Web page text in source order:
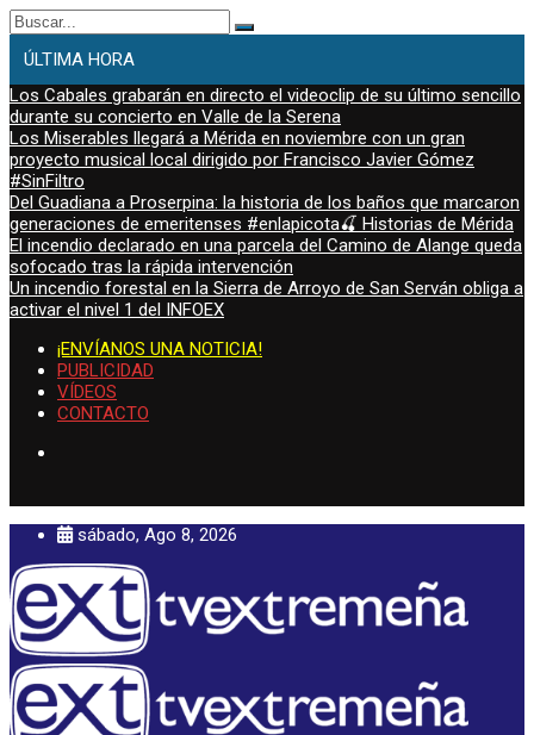
Buscar:
ÚLTIMA HORA
Los Cabales grabarán en directo el videoclip de su último sencillo
durante su concierto en Valle de la Serena
Los Miserables llegará a Mérida en noviembre con un gran
proyecto musical local dirigido por Francisco Javier Gómez
#SinFiltro
Del Guadiana a Proserpina: la historia de los baños que marcaron
generaciones de emeritenses #enlapicota🍒 Historias de Mérida
El incendio declarado en una parcela del Camino de Alange queda
sofocado tras la rápida intervención
Un incendio forestal en la Sierra de Arroyo de San Serván obliga a
activar el nivel 1 del INFOEX
¡ENVÍANOS UNA NOTICIA!
PUBLICIDAD
VÍDEOS
CONTACTO
sábado, Ago 8, 2026